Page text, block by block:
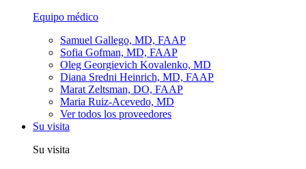
Equipo médico
Samuel Gallego, MD, FAAP
Sofia Gofman, MD, FAAP
Oleg Georgievich Kovalenko, MD
Diana Sredni Heinrich, MD, FAAP
Marat Zeltsman, DO, FAAP
Maria Ruiz-Acevedo, MD
Ver todos los proveedores
Su visita
Su visita